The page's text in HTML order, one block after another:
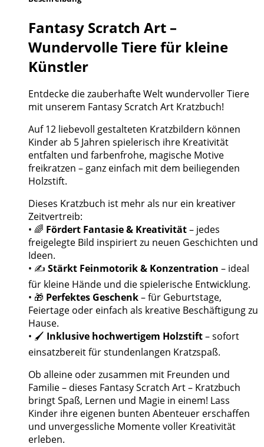
Fantasy Scratch Art –
Wundervolle Tiere für kleine
Künstler
Entdecke die zauberhafte Welt wundervoller Tiere
mit unserem Fantasy Scratch Art Kratzbuch!
Auf 12 liebevoll gestalteten Kratzbildern können
Kinder ab 5 Jahren spielerisch ihre Kreativität
entfalten und farbenfrohe, magische Motive
freikratzen – ganz einfach mit dem beiliegenden
Holzstift.
Dieses Kratzbuch ist mehr als nur ein kreativer
Zeitvertreib:
• 🌈 Fördert Fantasie & Kreativität– jedes
freigelegte Bild inspiriert zu neuen Geschichten und
Ideen.
• ✍️ Stärkt Feinmotorik & Konzentration – ideal
für kleine Hände und die spielerische Entwicklung.
• 🎁 Perfektes Geschenk– für Geburtstage,
Feiertage oder einfach als kreative Beschäftigung zu
Hause.
• 🖌️ Inklusive hochwertigem Holzstift– sofort
einsatzbereit für stundenlangen Kratzspaß.
Ob alleine oder zusammen mit Freunden und
Familie – dieses Fantasy Scratch Art – Kratzbuch
bringt Spaß, Lernen und Magie in einem! Lass
Kinder ihre eigenen bunten Abenteuer erschaffen
und unvergessliche Momente voller Kreativität
erleben.